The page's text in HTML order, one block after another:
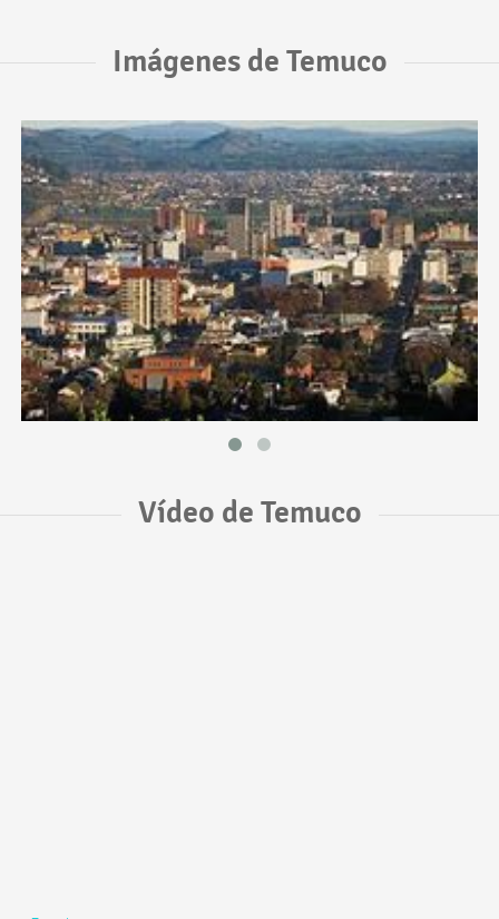
Imágenes de Temuco
Vídeo de Temuco